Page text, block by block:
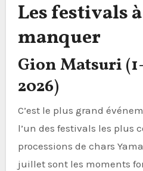
Les festivals
manquer
Gion Matsuri
2026)
C’est le plus grand
l’un des festivals les plus
processions de chars
juillet sont les moments